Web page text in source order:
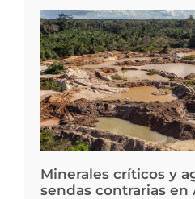
Minerales críticos y
sendas contrarias en